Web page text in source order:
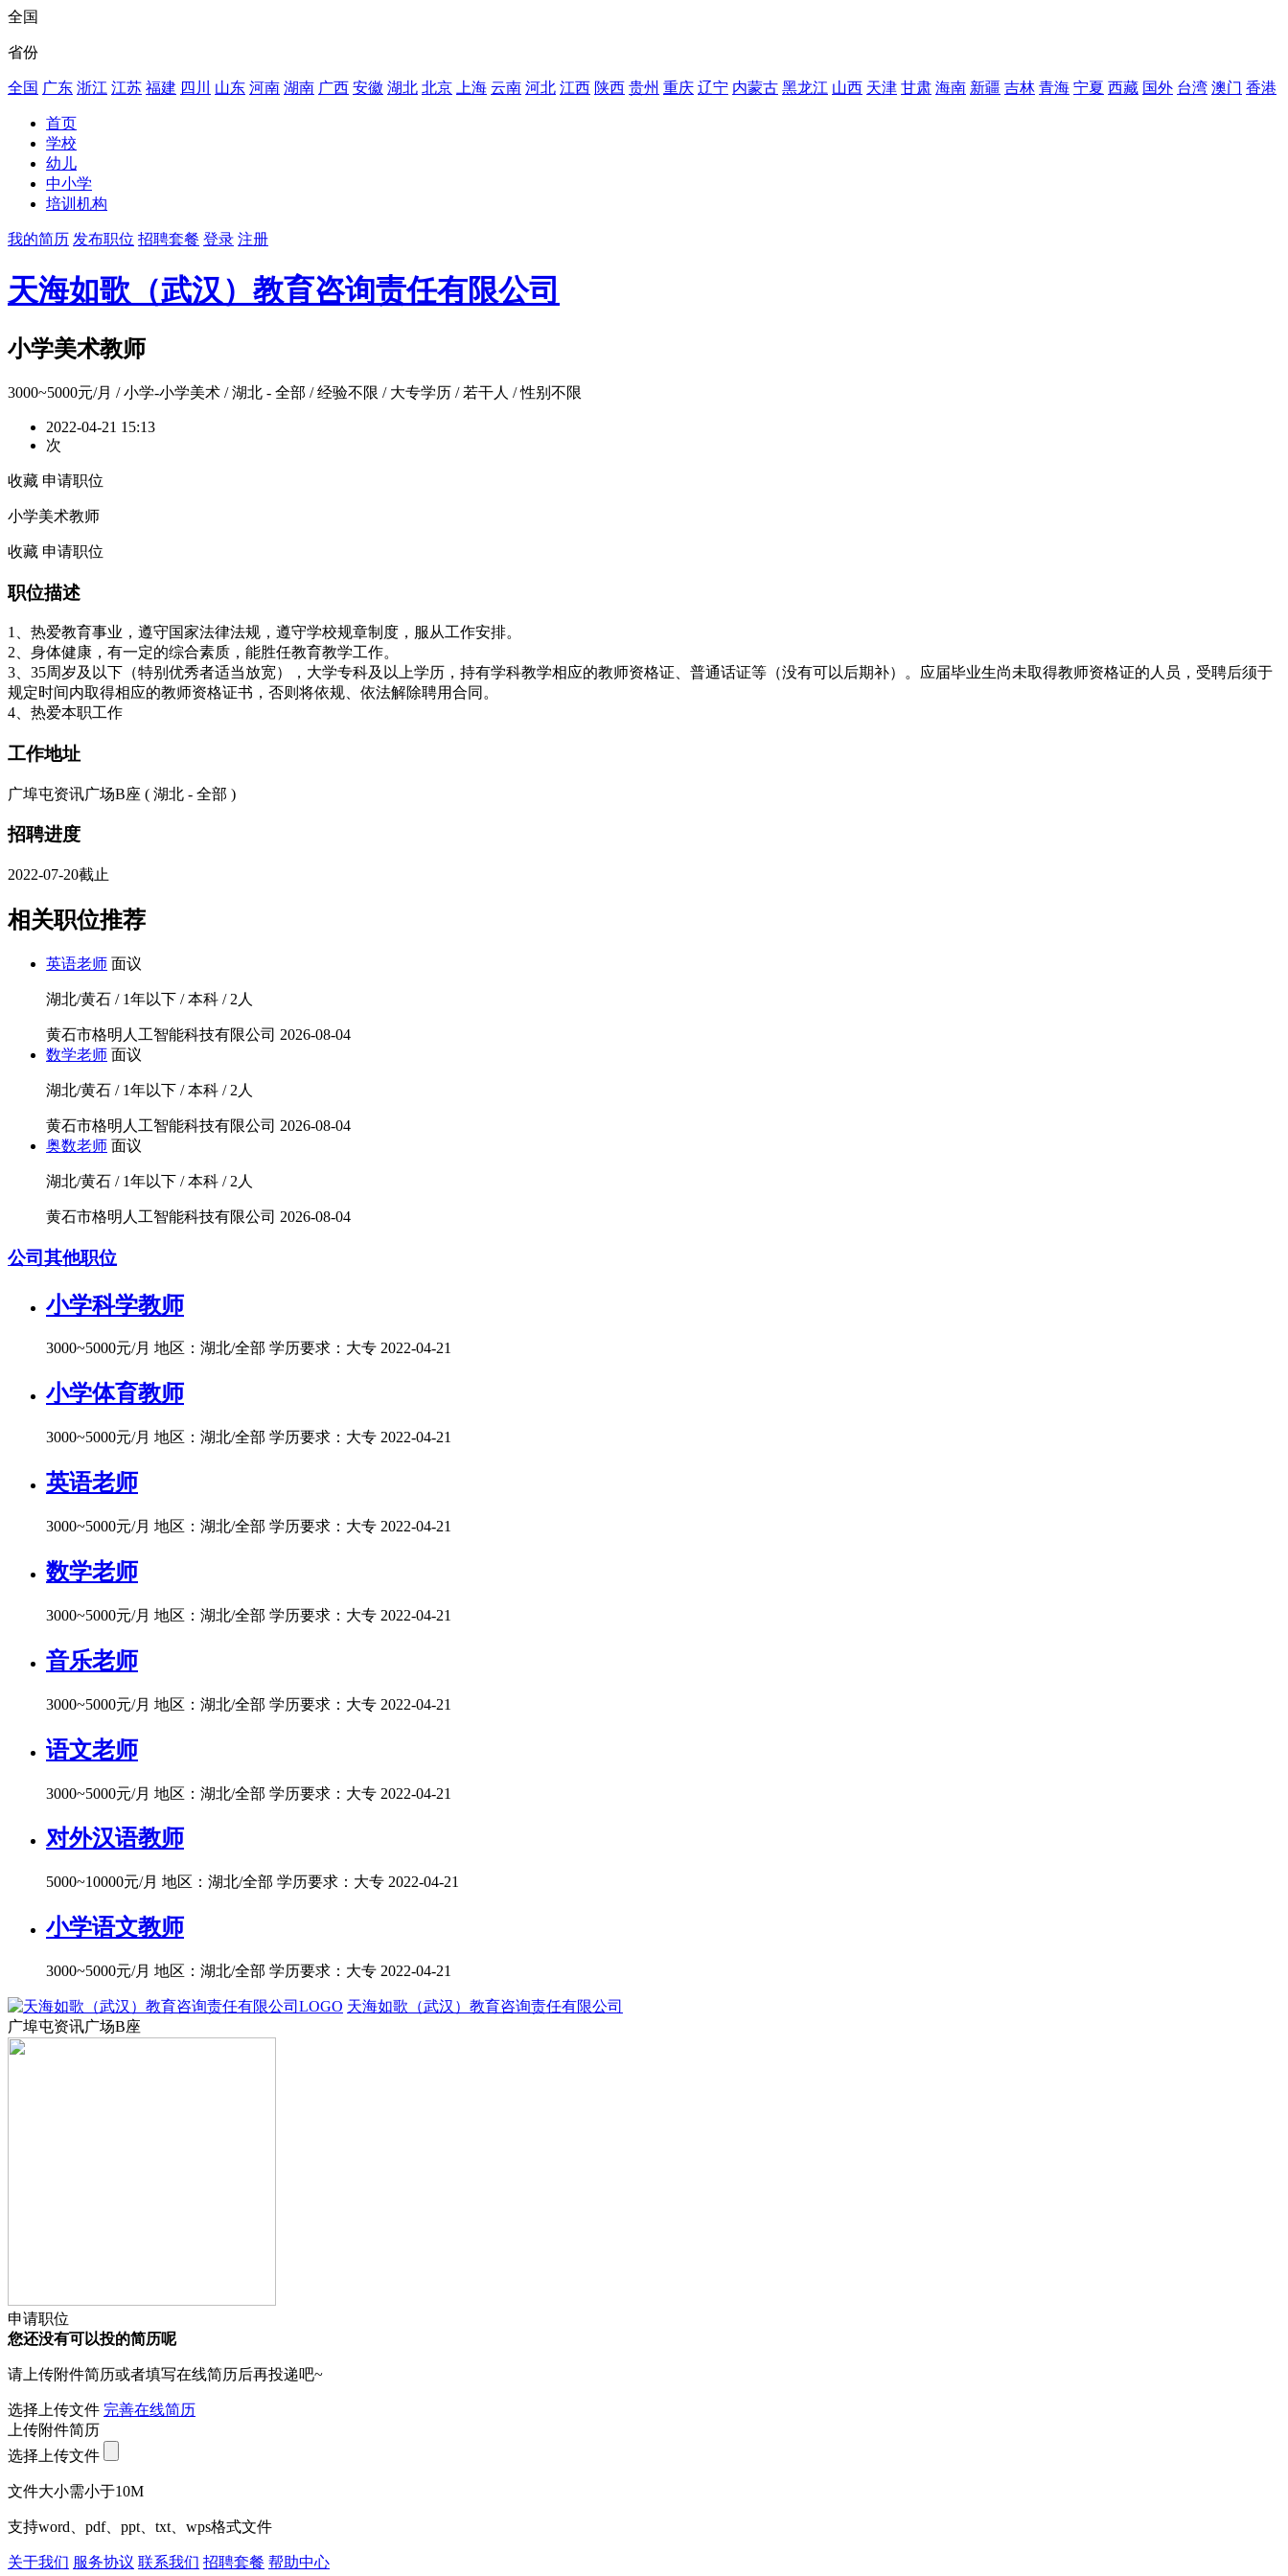
全国
省份
全国 广东 浙江 江苏 福建 四川 山东 河南 湖南 广西 安徽 湖北 北京 上海 云南 河北 江西 陕西 贵州 重庆 辽宁 内蒙古 黑龙江 山西 天津 甘肃 海南 新疆 吉林 青海 宁夏 西藏 国外 台湾 澳门 香港
首页
学校
幼儿
中小学
培训机构
我的简历 发布职位 招聘套餐 登录 注册
天海如歌（武汉）教育咨询责任有限公司
小学美术教师
3000~5000元/月 / 小学-小学美术 / 湖北 - 全部 / 经验不限 / 大专学历 / 若干人 / 性别不限
2022-04-21 15:13
次
收藏 申请职位
小学美术教师
收藏 申请职位
职位描述
1、热爱教育事业，遵守国家法律法规，遵守学校规章制度，服从工作安排。
2、身体健康，有一定的综合素质，能胜任教育教学工作。
3、35周岁及以下（特别优秀者适当放宽），大学专科及以上学历，持有学科教学相应的教师资格证、普通话证等（没有可以后期补）。应届毕业生尚未取得教师资格证的人员，受聘后须于
规定时间内取得相应的教师资格证书，否则将依规、依法解除聘用合同。
4、热爱本职工作
工作地址
广埠屯资讯广场B座 ( 湖北 - 全部 )
招聘进度
2022-07-20截止
相关职位推荐
英语老师 面议
湖北/黄石 / 1年以下 / 本科 / 2人
黄石市格明人工智能科技有限公司 2026-08-04
数学老师 面议
湖北/黄石 / 1年以下 / 本科 / 2人
黄石市格明人工智能科技有限公司 2026-08-04
奥数老师 面议
湖北/黄石 / 1年以下 / 本科 / 2人
黄石市格明人工智能科技有限公司 2026-08-04
公司其他职位
小学科学教师
3000~5000元/月 地区：湖北/全部 学历要求：大专 2022-04-21
小学体育教师
3000~5000元/月 地区：湖北/全部 学历要求：大专 2022-04-21
英语老师
3000~5000元/月 地区：湖北/全部 学历要求：大专 2022-04-21
数学老师
3000~5000元/月 地区：湖北/全部 学历要求：大专 2022-04-21
音乐老师
3000~5000元/月 地区：湖北/全部 学历要求：大专 2022-04-21
语文老师
3000~5000元/月 地区：湖北/全部 学历要求：大专 2022-04-21
对外汉语教师
5000~10000元/月 地区：湖北/全部 学历要求：大专 2022-04-21
小学语文教师
3000~5000元/月 地区：湖北/全部 学历要求：大专 2022-04-21
天海如歌（武汉）教育咨询责任有限公司
广埠屯资讯广场B座
申请职位
您还没有可以投的简历呢
请上传附件简历或者填写在线简历后再投递吧~
选择上传文件 完善在线简历
上传附件简历
选择上传文件
文件大小需小于10M
支持word、pdf、ppt、txt、wps格式文件
关于我们 服务协议 联系我们 招聘套餐 帮助中心